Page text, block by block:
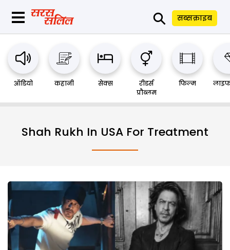
⚲ सब्सक्राइब
ऑडियो कहानी सेक्स
रीडर्स
प्रौब्लम
फिल्म
Shah Rukh In USA For Treatment